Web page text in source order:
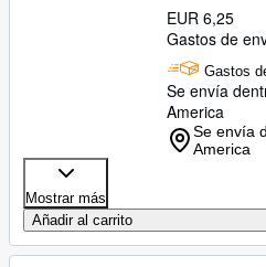
EUR 6,25
Gastos de
Gastos
Se envía
America
Se envía
America
Mostrar más
Añadir al carrito